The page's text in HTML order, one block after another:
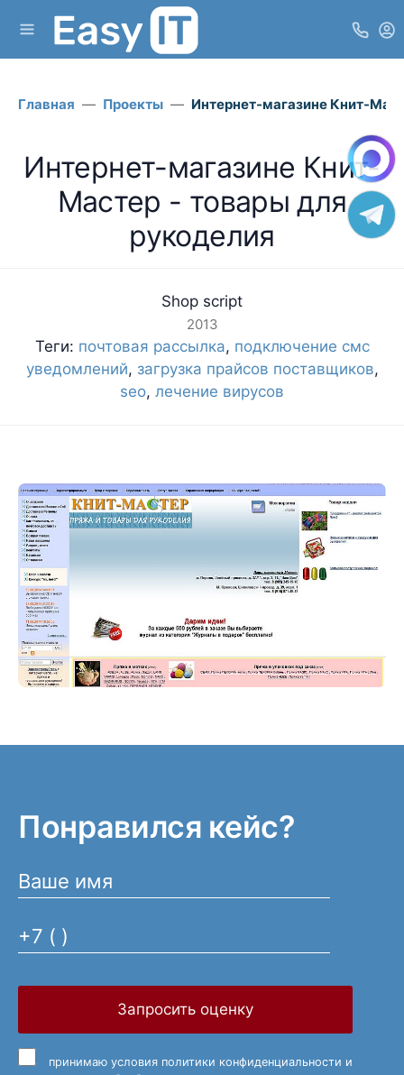
Главная Проекты Интернет-магазине Книт-
Интернет-магазине Книт-
Мастер - товары для
рукоделия
Shop script
2013
Теги: почтовая рассылка, подключение смс
уведомлений, загрузка прайсов поставщиков,
seo, лечение вирусов
Понравился кейс?
Запросить оценку
принимаю условия политики конфиденциальности и